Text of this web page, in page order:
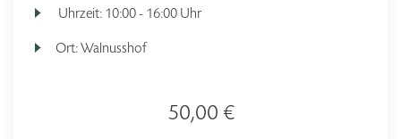
Uhrzeit: 10:00 - 16:00 Uhr
Ort:Walnusshof
50,00 €